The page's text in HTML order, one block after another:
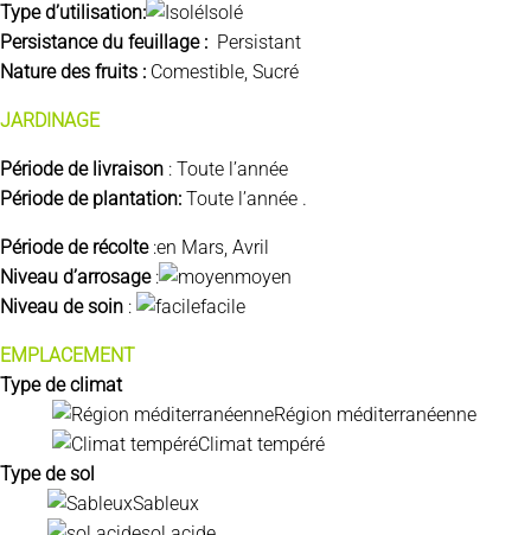
Type d’utilisation:
Isolé
Persistance du feuillage : Persistant
Nature des fruits : Comestible, Sucré
JARDINAGE
Période de livraison : Toute l’année
Période de plantation: Toute l’année .
Période de récolte:en Mars, Avril
Niveau d’arrosage:
moyen
Niveau de soin : facile
EMPLACEMENT
Type de climat
Région méditerranéenne
Climat tempéré
Type de sol
Sableux